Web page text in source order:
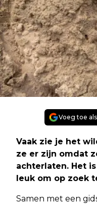
Voeg toe
Vaak zie je het
ze er zijn omdat
achterlaten. Het
leuk om op zoek
Samen met een